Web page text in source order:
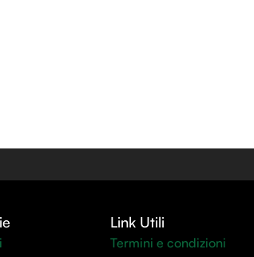
Link Utili
Termini e condizioni